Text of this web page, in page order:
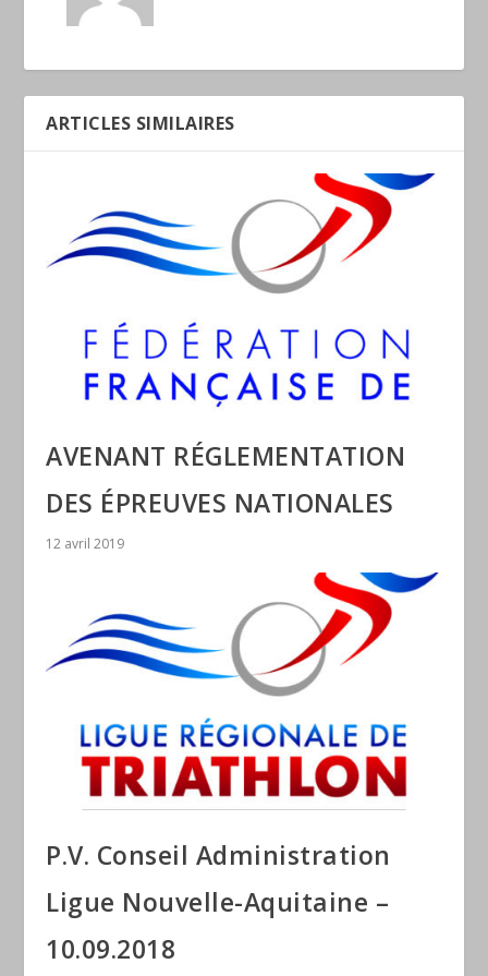
ARTICLES SIMILAIRES
AVENANT RÉGLEMENTATION
DES ÉPREUVES NATIONALES
12 avril 2019
P.V. Conseil Administration
Ligue Nouvelle-Aquitaine –
10.09.2018